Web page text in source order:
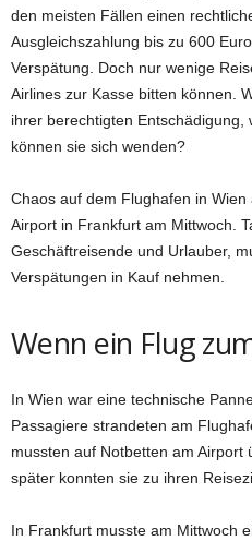
den meisten Fällen einen
Ausgleichszahlung bis zu 600
Verspätung. Doch nur wenige
Airlines zur Kasse bitten können.
ihrer berechtigten Entschädigung,
können sie sich wenden?
Chaos auf dem Flughafen in
Airport in Frankfurt am Mittwoch.
Geschäftreisende und Urlauber,
Verspätungen in Kauf nehmen.
Wenn ein Flug
In Wien war eine technische
Passagiere strandeten am
mussten auf Notbetten am Airport
später konnten sie zu ihren
In Frankfurt musste am Mittwoch